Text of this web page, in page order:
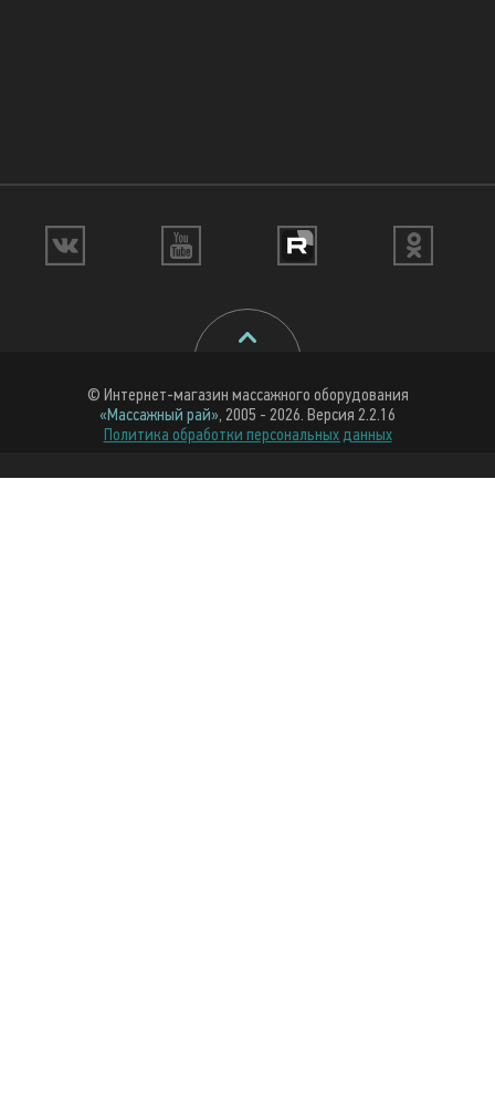
© Интернет-магазин массажного оборудования
«Массажный рай», 2005 - 2026. Версия 2.2.16
Политика обработки персональных данных